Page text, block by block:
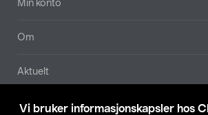
Vi bruker informasjonskapsler hos
Min konto
Om
Aktuelt
Våre selskaper